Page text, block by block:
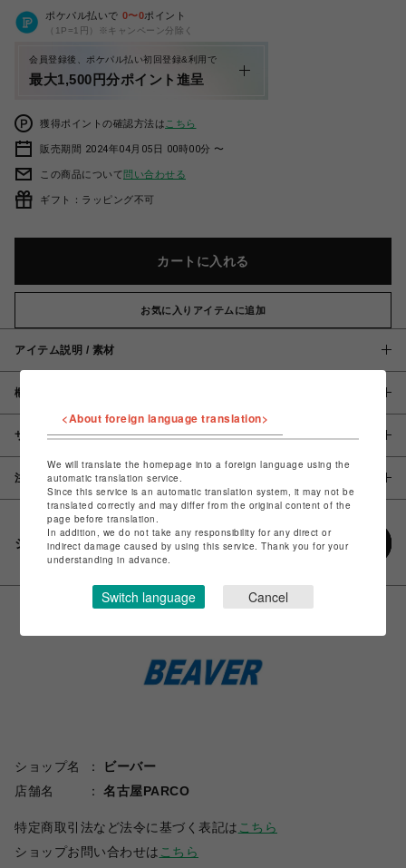
ポケパル払いで 0〜0ポイント
（1P=1円）※キャンペーン分除く
会員登録後、ポケパル払い初回登録&利用で
最大1,500円分ポイント進呈
獲得ポイントの確認方法は こちら
販売期間 2024年04月05日 00時00分 〜
この商品について問い合わせる
ギフト：ラッピング不可
カートに入れる
お気に入りアイテムに追加
アイテム説明 / 素材
概要
サイズ
注意事項
シェアする
ショップ名
ビーバー
店舗名
名古屋PARCO
特定商取引法など法令に基づく表記は こちら
ショップお問い合わせは こちら
<About foreign language translation>
We will translate the homepage into a foreign language using the
automatic translation service.
Since this service is an automatic translation system, it may not be
translated correctly and may differ from the original content of the
page before translation.
In addition, we do not take any responsibility for any direct or
indirect damage caused by using this service. Thank you for your
understanding in advance.
Switch language Cancel